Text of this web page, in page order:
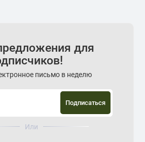
для
письмо в неделю
Подписаться
Или